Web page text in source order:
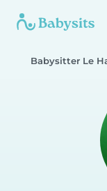
Babysitter Le